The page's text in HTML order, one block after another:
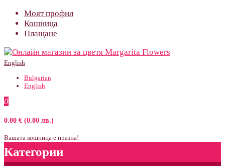
Моят профил
Кошница
Плащане
English
Bulgarian
English
0
0.00 € (0.00 лв.)
Вашата кошница е празна!
Категории